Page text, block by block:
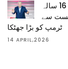
یورپ کی سیاست میں نیا موڑ: ہنگری میں 16 سالہ
سے
ٹرمپ کو بڑا جھٹکا
14 APRIL,2026